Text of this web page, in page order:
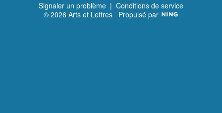
Signaler un problème | Conditions de service
© 2026 Arts et Lettres Propulsé par